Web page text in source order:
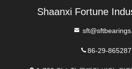
Shaanxi Fortune
86-29-